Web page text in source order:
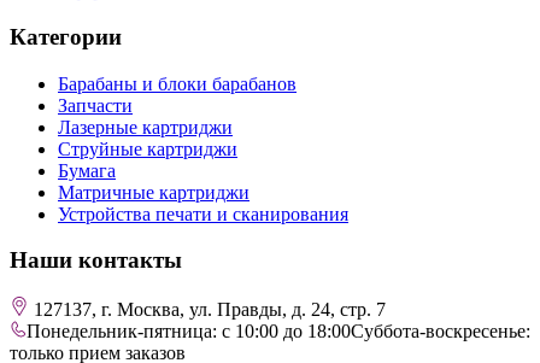
Категории
Барабаны и блоки барабанов
Запчасти
Лазерные картриджи
Струйные картриджи
Бумага
Матричные картриджи
Устройства печати и сканирования
Наши контакты
127137, г. Москва, ул. Правды, д. 24, стр. 7
Понедельник-пятница: с 10:00 до 18:00Суббота-воскресенье:
только прием заказов